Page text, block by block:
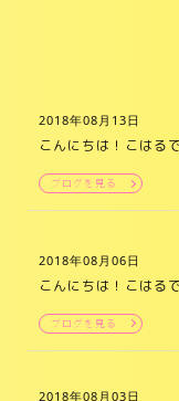
2018年08月13日
こんにちは！こはる
ブログを見る
2018年08月06日
こんにちは！こはる
ブログを見る
2018年08月03日